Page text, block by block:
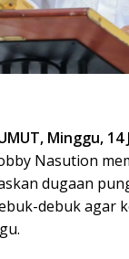
Minggu, 14
Nasution
dugaan
debuk agar